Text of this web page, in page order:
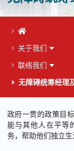
首页
关于我们
联络我们
无障碍统筹经理
这个页面的主要内容
政府一贯的政策目
能与其他人在平等
务，帮助他们独立生